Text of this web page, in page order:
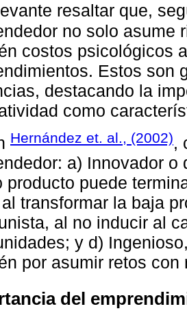
resaltar que,
no solo asume
costos psicológicos
Estos son
destacando la
como
Hernández et. al., (2002),
a) Innovador
producto puede
transformar la baja
al no inducir al
y d)
por asumir retos con
del